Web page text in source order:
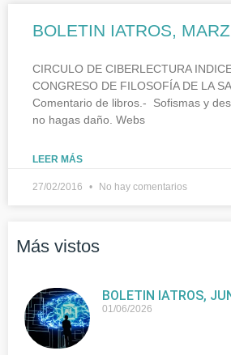
BOLETIN IATROS,
CIRCULO DE CIBERLECTURA
CONGRESO DE FILOSOFÍA DE LA
Comentario de libros.- Sofismas y
no hagas daño. Webs
LEER MÁS
27/02/2016 No hay comentarios
Más vistos
BOLETIN IATROS,
01/06/2026